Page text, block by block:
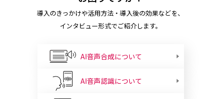
導入のきっかけや活用方法・導入後の効果などを、
インタビュー形式でご紹介します。
AI音声合成について
AI音声認識について